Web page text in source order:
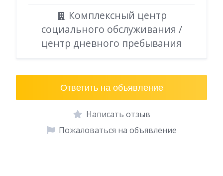
Комплексный центр
социального обслуживания /
центр дневного пребывания
Ответить на объявление
Написать отзыв
Пожаловаться на объявление